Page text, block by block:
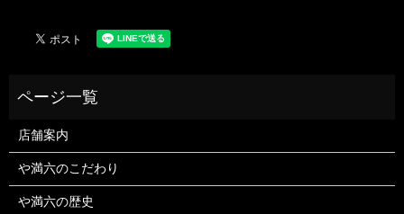
店舗案内
や満六のこだわり
や満六の歴史